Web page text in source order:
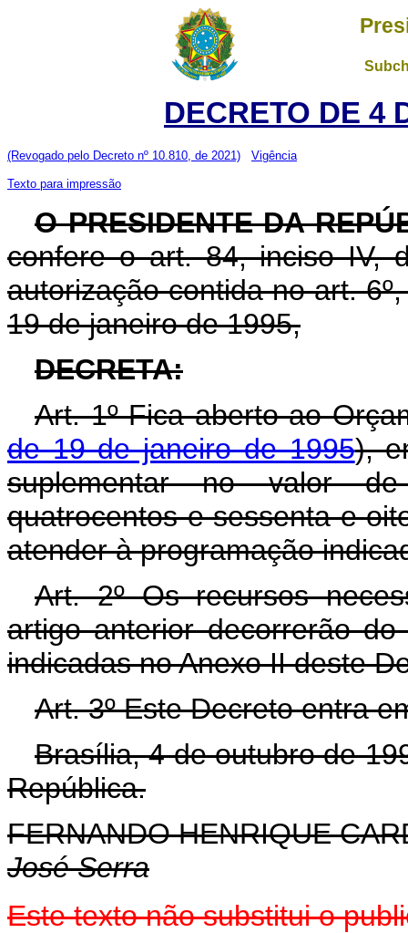
DECRETO DE 4
(Revogado pelo Decreto nº 10.810, de 2021) Vigência
Texto para impressão
O PRESIDENTE DA
confere o art. 84, inciso IV,
autorização contida no art.
19 de janeiro de 1995,
DECRETA:
Art. 1º Fica aberto ao
de 19 de janeiro de 1995),
suplementar no valor
quatrocentos e sessenta e
atender à programação
Art. 2º Os recursos
artigo anterior decorrerão
indicadas no Anexo II deste
Art. 3º Este Decreto entra
Brasília, 4 de outubro de
República.
FERNANDO HENRIQUE
José Serra
Este texto não substitui o